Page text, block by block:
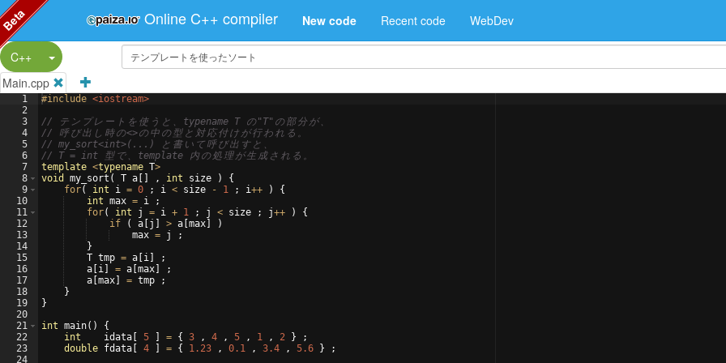
Online C++ compiler New code Recent code WebDev
C++
Split Button!
Main.cpp
1
2
3
4
5
6
7
8
9
10
11
12
13
14
15
16
17
18
19
20
21
22
23
24
#include <iostream>
//
テ ン プ レ ー ト を 使 う と 、 typename T の "T" の 部 分 が 、
//
呼 び 出 し 時 の<>の 中 の 型 と 対 応 付 け が 行 わ れ る 。
// my_sort<int>(...)
と 書 い て 呼 び 出 す と 、
// T = int
型 で 、 template 内 の 処理 が 生 成 さ れ る 。
template <typename T>
void
my_sort ( T a , int size )
{
for( int i = 0 ; i < size - 1 ; i++ )
{
int max = i
;
for( int j = i + 1 ; j < size ; j++ )
{
if
( a j > a max
)
max = j
;
}
T tmp = a i
;
a i = a max
;
a max = tmp
;
}
}
int main( )
{
int
idata 5 = { 3 , 4 , 5 , 1 , 2 }
;
double fdata 4 = { 1.23 , 0.1 , 3.4 , 5.6 } ;